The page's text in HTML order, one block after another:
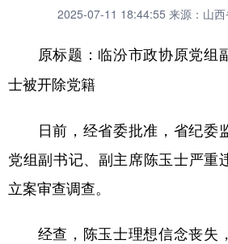
全
科技 科创 量
文化
访谈 视频 图
法律 中央文件 金
食品
学术中国 乡村振兴 银
2025-07-11 18:44:55 来源：山
原标题：临汾市政协原党组
士被开除党籍
日前，经省委批准，省纪委
党组副书记、副主席陈玉士严重
立案审查调查。
经查，陈玉士理想信念丧失